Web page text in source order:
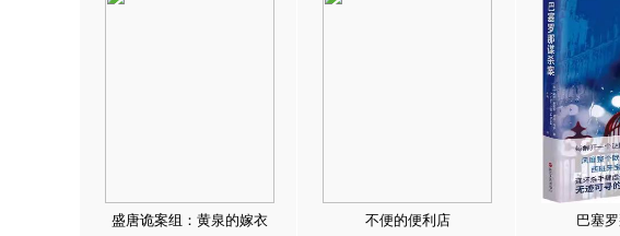
盛唐诡案组：黄泉的嫁衣 不便的便利店 巴塞